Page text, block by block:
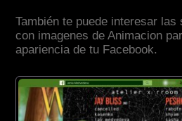
También te puede interesar
con imagenes de Animacion
apariencia de tu Facebook.